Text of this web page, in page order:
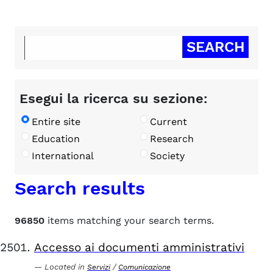
Esegui la ricerca su sezione:
Entire site
Current
Education
Research
International
Society
Search results
96850 items matching your search terms.
Accesso ai documenti amministrativi
Located in Servizi / Comunicazione